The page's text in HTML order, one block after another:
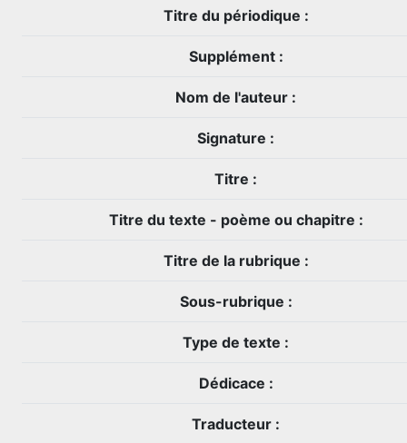
Titre du périodique :
Supplément :
Nom de l'auteur :
Signature :
Titre :
Titre du texte - poème ou chapitre :
Titre de la rubrique :
Sous-rubrique :
Type de texte :
Dédicace :
Traducteur :